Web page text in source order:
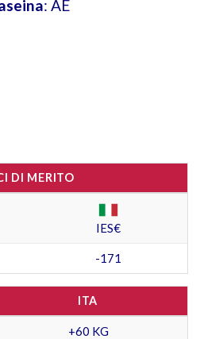
: AE
DI MERITO
IES€
-171
ITA
+60 KG